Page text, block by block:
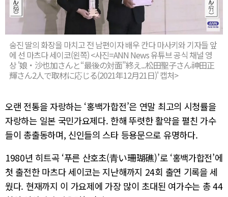
숨진 딸의 화장을 마치고 전 남편이자 배우 칸다 마사키와 기자들 앞
에 선 마츠다 세이코(왼쪽) <사진=ANN News 유튜브 공식 채널 영
상 '娘・沙也加さんと“最後の対面”終え...松田聖子さん神田正
輝さん2人で取材に応じる(2021年12月21日)' 캡처>
오랜 전통을 자랑하는 ‘홍백가합전’은 연말 최고의 시청률을
자랑하는 일본 국민가요제다. 한해 뚜렷한 활약을 펼친 가수
들이 총출동하며, 신인들의 스타 등용문으로 유명하다.
1980년 히트곡 ‘푸른 산호초(青い珊瑚礁)’로 ‘홍백가합전’에
첫 출전한 마츠다 세이코는 지난해까지 24회 출연 기록을 세
웠다. 현재까지 이 가요제에 가장 많이 초대된 여가수는 총 44